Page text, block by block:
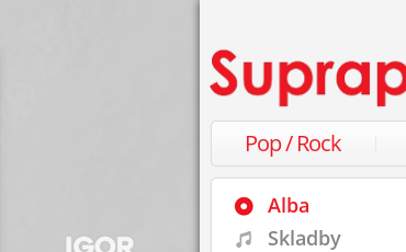
Pop / Rock
Alba
Skladby